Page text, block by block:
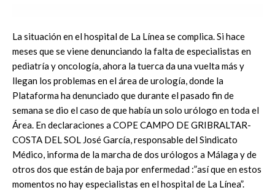
La situación en el hospital de La Línea se complica. Si hace
meses que se viene denunciando la falta de especialistas en
pediatría y oncología, ahora la tuerca da una vuelta más y
llegan los problemas en el área de urología, donde la
Plataforma ha denunciado que durante el pasado fin de
semana se dio el caso de que había un solo urólogo en toda el
Área. En declaraciones a COPE CAMPO DE GRIBRALTAR-
COSTA DEL SOL José García, responsable del Sindicato
Médico, informa de la marcha de dos urólogos a Málaga y de
otros dos que están de baja por enfermedad :”así que en estos
momentos no hay especialistas en el hospital de La Línea”.